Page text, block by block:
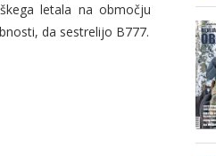
letala na območju
da sestrelijo B777.